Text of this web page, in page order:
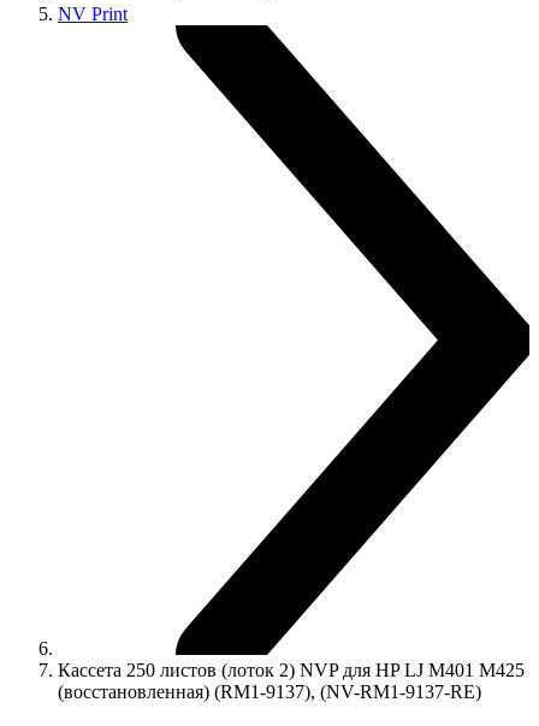
NV Print
Кассета 250 листов (лоток 2) NVP для HP LJ M401 M425
(восстановленная) (RM1-9137), (NV-RM1-9137-RE)